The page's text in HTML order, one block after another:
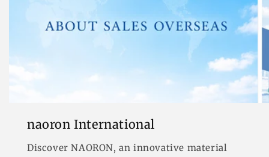
naoron International
Discover NAORON, an innovative material